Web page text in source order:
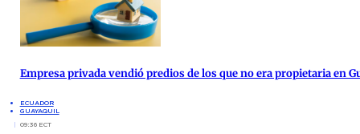
Empresa privada vendió predios de los que no era propietaria en
ECUADOR
GUAYAQUIL
09:36 ECT